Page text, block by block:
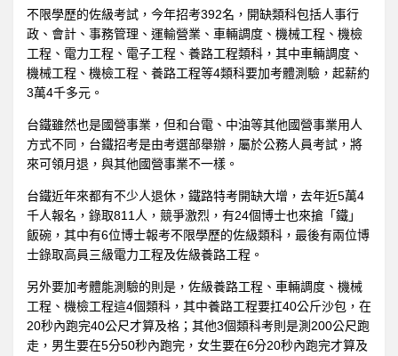
不限學歷的佐級考試，今年招考392名，開缺類科包括人事行
政、會計、事務管理、運輸營業、車輛調度、機械工程、機檢
工程、電力工程、電子工程、養路工程類科，其中車輛調度、
機械工程、機檢工程、養路工程等4類科要加考體測驗，起薪約
3萬4千多元。
台鐵雖然也是國營事業，但和台電、中油等其他國營事業用人
方式不同，台鐵招考是由考選部舉辦，屬於公務人員考試，將
來可領月退，與其他國營事業不一樣。
台鐵近年來都有不少人退休，鐵路特考開缺大增，去年近5萬4
千人報名，錄取811人，競爭激烈，有24個博士也來搶「鐵」
飯碗，其中有6位博士報考不限學歷的佐級類科，最後有兩位博
士錄取高員三級電力工程及佐級養路工程。
另外要加考體能測驗的則是，佐級養路工程、車輛調度、機械
工程、機檢工程這4個類科，其中養路工程要扛40公斤沙包，在
20秒內跑完40公尺才算及格；其他3個類科考則是測200公尺跑
走，男生要在5分50秒內跑完，女生要在6分20秒內跑完才算及